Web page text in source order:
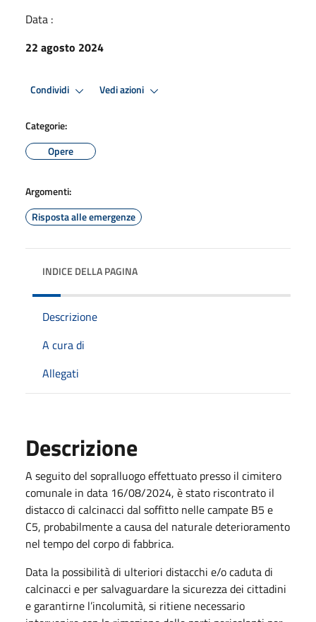
Data :
22 agosto 2024
Condividi Vedi azioni
Categorie:
Opere
Argomenti:
Risposta alle emergenze
INDICE DELLA PAGINA
Descrizione
A cura di
Allegati
Descrizione
A seguito del sopralluogo effettuato presso il cimitero
comunale in data 16/08/2024, è stato riscontrato il
distacco di calcinacci dal soffitto nelle campate B5 e
C5, probabilmente a causa del naturale deterioramento
nel tempo del corpo di fabbrica.
Data la possibilità di ulteriori distacchi e/o caduta di
calcinacci e per salvaguardare la sicurezza dei cittadini
e garantirne l’incolumità, si ritiene necessario